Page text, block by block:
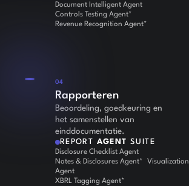
Document Intelligent Agent
Controls Testing Agent*
Revenue Recognition Agent*
04
Rapporteren
Beoordeling, goedkeuring en
het samenstellen van
einddocumentatie.
REPORT AGENT SUITE
Disclosure Checklist Agent
Notes & Disclosures Agent* Visualization
Agent
XBRL Tagging Agent*